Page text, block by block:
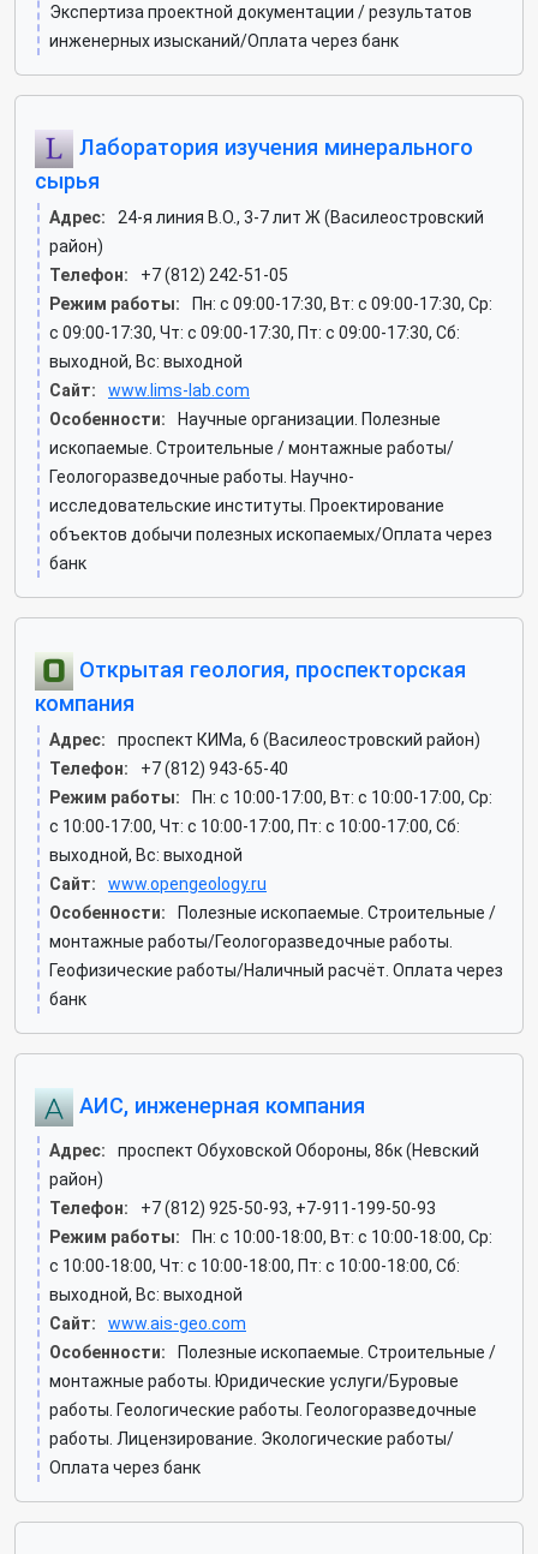
Экспертиза проектной документации / результатов
инженерных изысканий/Оплата через банк
Лаборатория изучения минерального
сырья
Адрес:
24-я линия В.О., 3-7 лит Ж (Василеостровский
район)
Телефон:
+7 (812) 242-51-05
Режим работы:
Пн: c 09:00-17:30, Вт: c 09:00-17:30, Ср:
c 09:00-17:30, Чт: c 09:00-17:30, Пт: c 09:00-17:30, Сб:
выходной, Вс: выходной
Сайт:
www.lims-lab.com
Особенности:
Научные организации. Полезные
ископаемые. Строительные / монтажные работы/
Геологоразведочные работы. Научно-
исследовательские институты. Проектирование
объектов добычи полезных ископаемых/Оплата через
банк
Открытая геология, проспекторская
компания
Адрес:
проспект КИМа, 6 (Василеостровский район)
Телефон:
+7 (812) 943-65-40
Режим работы:
Пн: c 10:00-17:00, Вт: c 10:00-17:00, Ср:
c 10:00-17:00, Чт: c 10:00-17:00, Пт: c 10:00-17:00, Сб:
выходной, Вс: выходной
Сайт:
www.opengeology.ru
Особенности:
Полезные ископаемые. Строительные /
монтажные работы/Геологоразведочные работы.
Геофизические работы/Наличный расчёт. Оплата через
банк
АИС, инженерная компания
Адрес:
проспект Обуховской Обороны, 86к (Невский
район)
Телефон:
+7 (812) 925-50-93, +7-911-199-50-93
Режим работы:
Пн: c 10:00-18:00, Вт: c 10:00-18:00, Ср:
c 10:00-18:00, Чт: c 10:00-18:00, Пт: c 10:00-18:00, Сб:
выходной, Вс: выходной
Сайт:
www.ais-geo.com
Особенности:
Полезные ископаемые. Строительные /
монтажные работы. Юридические услуги/Буровые
работы. Геологические работы. Геологоразведочные
работы. Лицензирование. Экологические работы/
Оплата через банк